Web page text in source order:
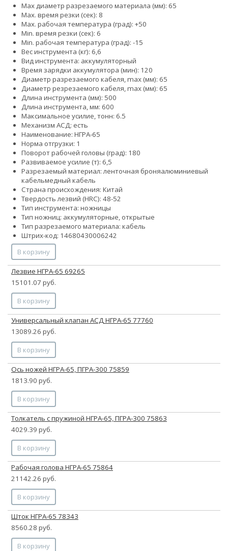
Max диаметр разрезаемого материала (мм): 65
Max. время резки (сек): 8
Max. рабочая температура (град): +50
Min. время резки (сек): 6
Min. рабочая температура (град): -15
Вес инструмента (кг): 6,6
Вид инструмента: аккумуляторный
Время зарядки аккумулятора (мин): 120
Диаметр разрезаемого кабеля, max (мм): 65
Диаметр резрезаемого кабеля, max (мм): 65
Длина инструмента (мм): 500
Длина инструмента, мм: 600
Максимальное усилие, тонн: 6.5
Механизм АСД: есть
Наименование: НГРА-65
Норма отгрузки: 1
Поворот рабочей головы (град): 180
Развиваемое усилие (т): 6,5
Разрезаемый материал: ленточная броняалюминиевый
кабельмедный кабель
Страна происхождения: Китай
Твердость лезвий (HRC): 48-52
Тип инструмента: ножницы
Тип ножниц: аккумуляторные, открытые
Тип разрезаемого материала: кабель
Штрих-код: 14680430006242
В корзину
Лезвие НГРА-65 69265
15101.07 руб.
В корзину
Универсальный клапан АСД НГРА-65 77760
13089.26 руб.
В корзину
Ось ножей НГРА-65, ПГРА-300 75859
1813.90 руб.
В корзину
Толкатель с пружиной НГРА-65, ПГРА-300 75863
4029.39 руб.
В корзину
Рабочая голова НГРА-65 75864
21142.26 руб.
В корзину
Шток НГРА-65 78343
8560.28 руб.
В корзину